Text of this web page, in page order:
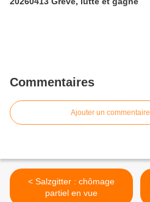
Commentaires
Ajouter un commentaire
< Salzgitter : chômage
partiel en vue